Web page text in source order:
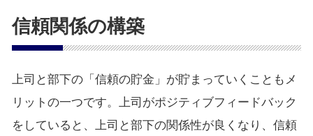
信頼関係の構築
上司と部下の「信頼の貯金」が貯まっていくこともメ
リットの一つです。上司がポジティブフィードバック
をしていると、上司と部下の関係性が良くなり、信頼